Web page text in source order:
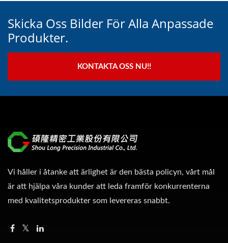
Skicka Oss Bilder För Alla Anpassade
Produkter.
KONTAKTA OSS NU!!
Vi håller i åtanke att ärlighet är den bästa policyn, vårt mål
är att hjälpa våra kunder att leda framför konkurrenterna
med kvalitetsprodukter som levereras snabbt.